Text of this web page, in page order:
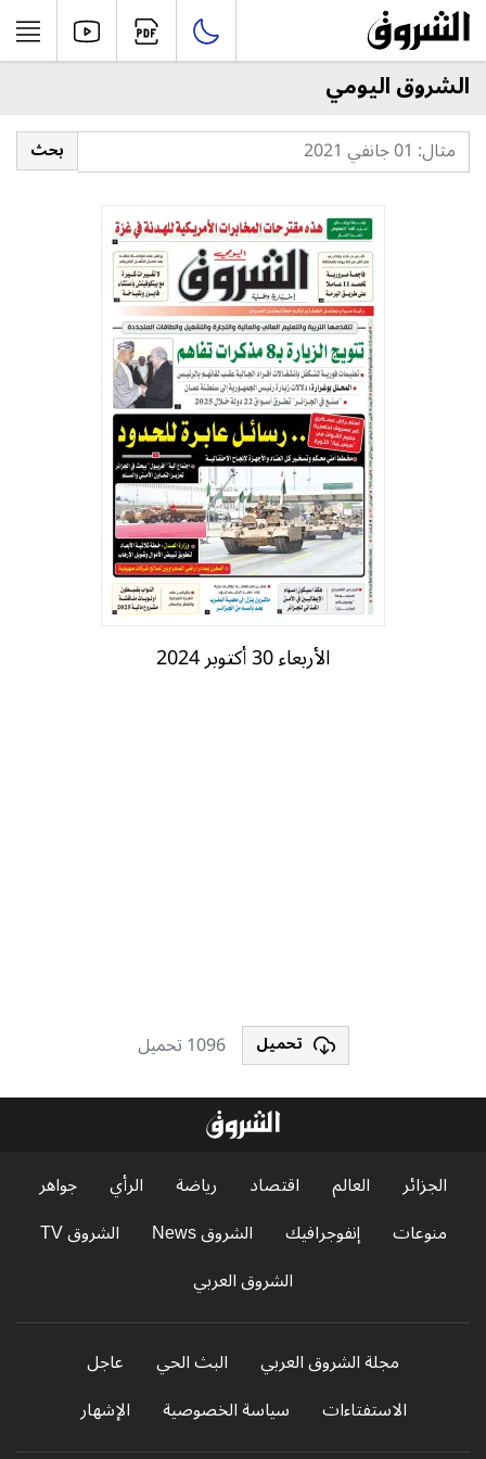
الشروق اليومي
الأربعاء 30 أكتوبر 2024
تحميل 1096 تحميل
الجزائر العالم اقتصاد رياضة الرأي
جواهر
منوعات
إنفوجرافيك الشروق News
الشروق TV
الشروق العربي
مجلة الشروق العربي البث الحي
عاجل
الاستفتاءات
سياسة الخصوصية الإشهار